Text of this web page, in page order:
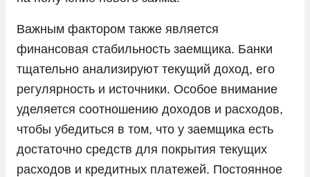
Важным фактором также является
финансовая стабильность заемщика. Банки
тщательно анализируют текущий доход, его
регулярность и источники. Особое внимание
уделяется соотношению доходов и расходов,
чтобы убедиться в том, что у заемщика есть
достаточно средств для покрытия текущих
расходов и кредитных платежей. Постоянное